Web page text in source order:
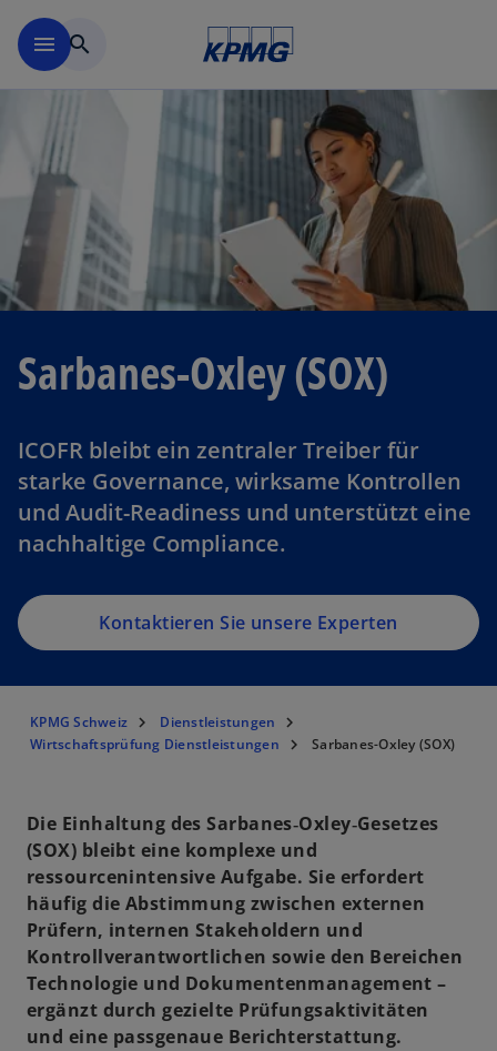
menu search
Sarbanes-Oxley (SOX)
ICOFR bleibt ein zentraler Treiber für
starke Governance, wirksame Kontrollen
und Audit-Readiness und unterstützt eine
nachhaltige Compliance.
Kontaktieren Sie unsere Experten
KPMG Schweiz
Dienstleistungen
Wirtschaftsprüfung Dienstleistungen
Sarbanes-Oxley (SOX)
Die Einhaltung des Sarbanes‑Oxley‑Gesetzes
(SOX) bleibt eine komplexe und
ressourcenintensive Aufgabe. Sie erfordert
häufig die Abstimmung zwischen externen
Prüfern, internen Stakeholdern und
Kontrollverantwortlichen sowie den Bereichen
Technologie und Dokumentenmanagement –
ergänzt durch gezielte Prüfungsaktivitäten
und eine passgenaue Berichterstattung.